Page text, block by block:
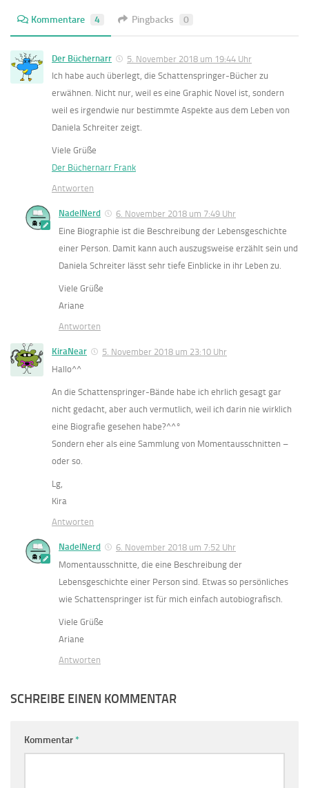
Kommentare 4 Pingbacks 0
Der Büchernarr
5. November 2018 um 19:44 Uhr
Ich habe auch überlegt, die Schattenspringer-Bücher zu
erwähnen. Nicht nur, weil es eine Graphic Novel ist, sondern
weil es irgendwie nur bestimmte Aspekte aus dem Leben von
Daniela Schreiter zeigt.
Viele Grüße
Der Büchernarr Frank
Antworten
NadelNerd
6. November 2018 um 7:49 Uhr
Eine Biographie ist die Beschreibung der Lebensgeschichte
einer Person. Damit kann auch auszugsweise erzählt sein und
Daniela Schreiter lässt sehr tiefe Einblicke in ihr Leben zu.
Viele Grüße
Ariane
Antworten
KiraNear
5. November 2018 um 23:10 Uhr
Hallo^^
An die Schattenspringer-Bände habe ich ehrlich gesagt gar
nicht gedacht, aber auch vermutlich, weil ich darin nie wirklich
eine Biografie gesehen habe?^^°
Sondern eher als eine Sammlung von Momentausschnitten –
oder so.
Lg,
Kira
Antworten
NadelNerd
6. November 2018 um 7:52 Uhr
Momentausschnitte, die eine Beschreibung der
Lebensgeschichte einer Person sind. Etwas so persönliches
wie Schattenspringer ist für mich einfach autobiografisch.
Viele Grüße
Ariane
Antworten
SCHREIBE EINEN KOMMENTAR
Kommentar*